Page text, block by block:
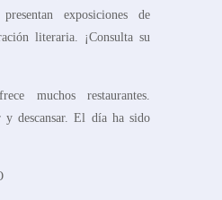
exposiciones de
literaria. ¡Consulta su
muchos restaurantes.
y descansar. El día ha sido